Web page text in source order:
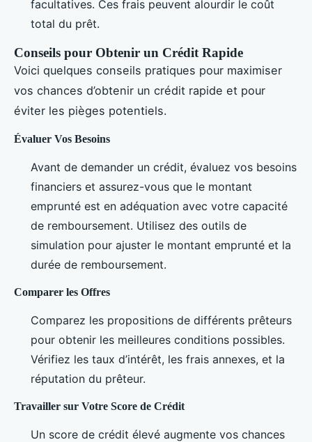
facultatives. Ces frais peuvent alourdir le coût
total du prêt.
Conseils pour Obtenir un Crédit Rapide
Voici quelques conseils pratiques pour maximiser
vos chances d’obtenir un crédit rapide et pour
éviter les pièges potentiels.
Évaluer Vos Besoins
Avant de demander un crédit, évaluez vos besoins
financiers et assurez-vous que le montant
emprunté est en adéquation avec votre capacité
de remboursement. Utilisez des outils de
simulation pour ajuster le montant emprunté et la
durée de remboursement.
Comparer les Offres
Comparez les propositions de différents prêteurs
pour obtenir les meilleures conditions possibles.
Vérifiez les taux d’intérêt, les frais annexes, et la
réputation du prêteur.
Travailler sur Votre Score de Crédit
Un score de crédit élevé augmente vos chances